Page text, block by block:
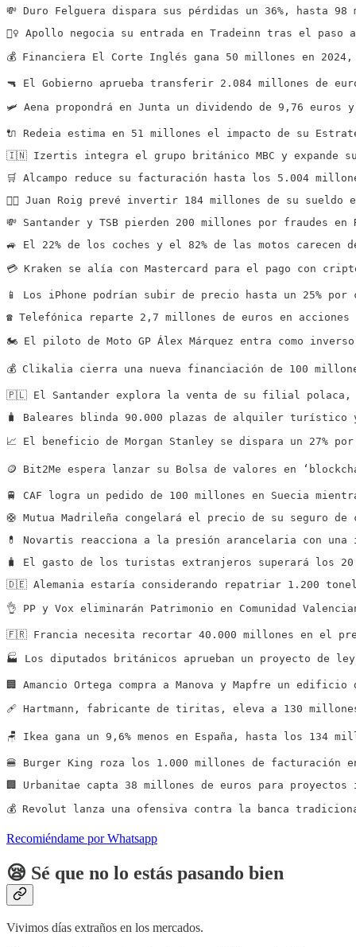
💸 Duro Felguera dispara sus pérdidas un 36%, hasta
🏃‍♀️ Apollo negocia su entrada en Tradeinn tras el paso
💰 Financiera El Corte Inglés gana 50 millones en 2024,
🔫 El Gobierno aprueba transferir 2.084 millones de
🛩️ Aena propondrá en Junta un dividendo de 9,76 euros
🔌 Redeia estima en 51 millones el impacto de su
🇮🇳 Izertis integra el grupo británico MBC y expande
🛒 Alcampo reduce su facturación hasta los 5.004
👍🏻 Juan Roig prevé invertir 184 millones de su
💸 Santander y TSB pierden 200 millones por fraudes en
🚙 El 22% de los coches y el 82% de las motos carecen
💳 Kraken se alía con Mastercard para el pago con
📱 Los iPhone podrían subir de precio hasta un 25%
☎️ Telefónica reparte 2,7 millones de euros en
🏍️ El piloto de Moto GP Álex Márquez entra como
💰 Clikalia cierra una nueva financiación de 100
🇵🇱 El Santander explora la venta de su filial polaca,
🧳 Baleares blinda 90.000 plazas de alquiler
📈 El beneficio de Morgan Stanley se dispara un 27%
🪙 Bit2Me espera lanzar su Bolsa de valores en
🚆 CAF logra un pedido de 100 millones en Suecia
🛟 Mutua Madrileña congelará el precio de su seguro
💊 Novartis reacciona a la presión arancelaria con una
🧳 El gasto de los turistas extranjeros superará los
🇩🇪 Alemania estaría considerando repatriar 1.200
👌 PP y Vox eliminarán Patrimonio en Comunidad
🇫🇷 Francia necesita recortar 40.000 millones en el
🏭 Los diputados británicos aprueban un proyecto de
🏢 Amancio Ortega compra a Manova y Mapfre un
🩹 Hartmann, fabricante de tiritas, eleva a 130
🪑 Ikea gana un 9,6% menos en España, hasta los 134
🍔 Burger King roza los 1.000 millones de facturación
🏢 Urbanitae capta 38 millones de euros para
💰 Revolut lanza una ofensiva contra la banca
Recomiéndame por Whatsapp
😪 Sé que no lo estás pasando bien
Vivimos días extraños en los mercados.